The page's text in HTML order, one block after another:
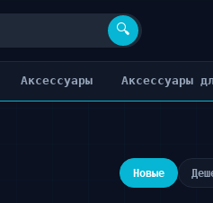
🔍
Аксессуары Аксессуары
Новые